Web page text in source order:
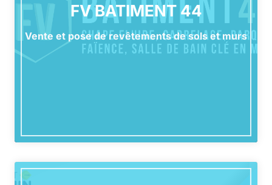
FV BATIMENT 44
Vente et pose de revêtements de sols et murs